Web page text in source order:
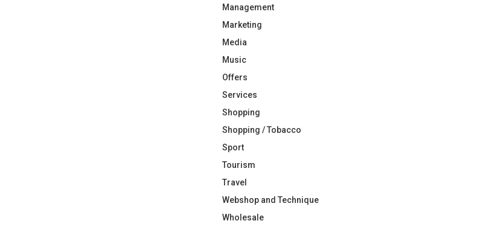
Management
Marketing
Media
Music
Offers
Services
Shopping
Shopping / Tobacco
Sport
Tourism
Travel
Webshop and Technique
Wholesale